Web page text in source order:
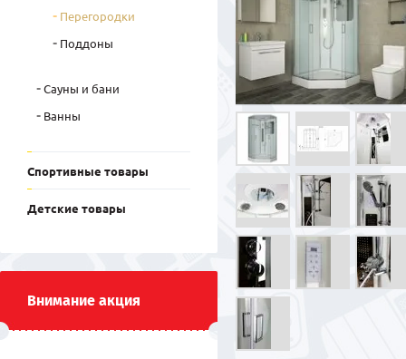
Перегородки
Поддоны
Сауны и бани
Ванны
Спортивные товары
Детские товары
Внимание акция